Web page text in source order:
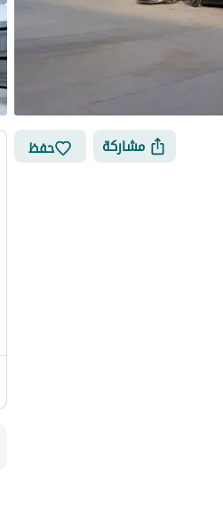
مشاركة حفظ